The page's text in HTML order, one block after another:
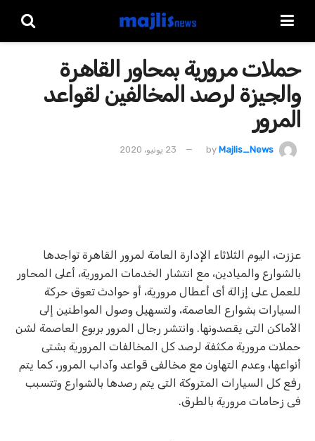
حملات مرورية بمحاور القاهرة
والجيزة لرصد المخالفين لقواعد
المرور
by Majlis_News 23 يونيو، 2020
عززت، اليوم الثلاثاء الإدارة العامة لمرور القاهرة تواجدها
بالشوارع والميادين، مع انتشار الخدمات المرورية، أعلى المحاور
للعمل على إزالة أى أعطال مرورية، أو حوادث تعوق حركة
السيارات بشوارع العاصمة، ولتسهيل وصول المواطنين إلى
الأماكن التى يقصدونها. وانتشر رجال المرور بربوع العاصمة لشن
حملات مرورية مكثفة لرصد كل المخالفات المرورية بشتى
أنواعها، وعدم التهاون مع مخالفى قواعد وآداب المرور، كما يتم
رفع كل السيارات المتروكة التى يتم رصدها بالشوارع وتتسبب
فى زحامات مرورية بالطرق.